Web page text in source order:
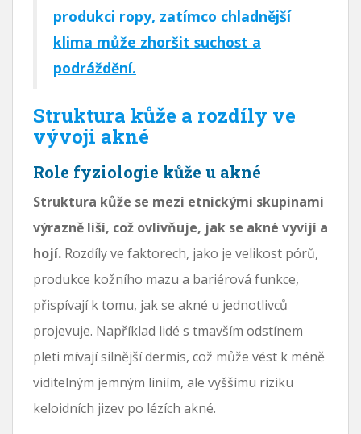
produkci ropy, zatímco chladnější
klima může zhoršit suchost a
podráždění.
Struktura kůže a rozdíly ve
vývoji akné
Role fyziologie kůže u akné
Struktura kůže se mezi etnickými skupinami
výrazně liší, což ovlivňuje, jak se akné vyvíjí a
hojí. Rozdíly ve faktorech, jako je velikost pórů,
produkce kožního mazu a bariérová funkce,
přispívají k tomu, jak se akné u jednotlivců
projevuje. Například lidé s tmavším odstínem
pleti mívají silnější dermis, což může vést k méně
viditelným jemným liniím, ale vyššímu riziku
keloidních jizev po lézích akné.